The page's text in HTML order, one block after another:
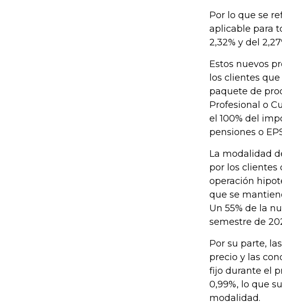
Por lo que se
aplicable para
2,32% y del
Estos nuevos
los clientes
paquete de
Profesional o
el 100% del
pensiones o
La modalidad
por los clientes
operación
que se
Un 55% de la
semestre de
Por su parte,
precio y las
fijo durante el
0,99%, lo que
modalidad.